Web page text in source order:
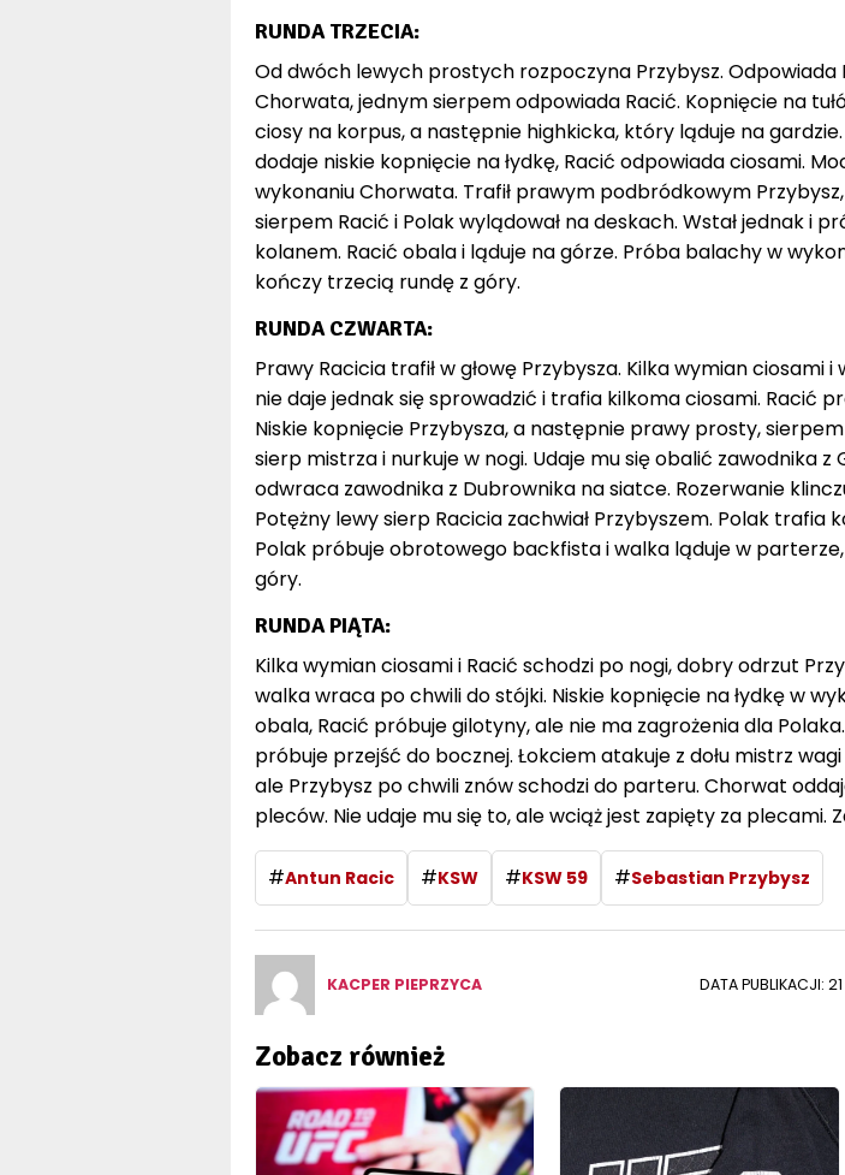
RUNDA TRZECIA:
Od dwóch lewych prostych rozpoczyna Przybysz. Odpowiada
Chorwata, jednym sierpem odpowiada Racić. Kopnięcie na
ciosy na korpus, a następnie highkicka, który ląduje na
dodaje niskie kopnięcie na łydkę, Racić odpowiada ciosami.
wykonaniu Chorwata. Trafił prawym podbródkowym Przybysz,
sierpem Racić i Polak wylądował na deskach. Wstał jednak i
kolanem. Racić obala i ląduje na górze. Próba balachy w
kończy trzecią rundę z góry.
RUNDA CZWARTA:
Prawy Racicia trafił w głowę Przybysza. Kilka wymian ciosami i
nie daje jednak się sprowadzić i trafia kilkoma ciosami. Racić
Niskie kopnięcie Przybysza, a następnie prawy prosty,
sierp mistrza i nurkuje w nogi. Udaje mu się obalić zawodnika z
odwraca zawodnika z Dubrownika na siatce. Rozerwanie
Potężny lewy sierp Racicia zachwiał Przybyszem. Polak trafia
Polak próbuje obrotowego backfista i walka ląduje w
góry.
RUNDA PIĄTA:
Kilka wymian ciosami i Racić schodzi po nogi, dobry odrzut
walka wraca po chwili do stójki. Niskie kopnięcie na łydkę w
obala, Racić próbuje gilotyny, ale nie ma zagrożenia dla
próbuje przejść do bocznej. Łokciem atakuje z dołu mistrz
ale Przybysz po chwili znów schodzi do parteru. Chorwat
pleców. Nie udaje mu się to, ale wciąż jest zapięty za plecami.
#Antun Racic #KSW #KSW 59 #Sebastian Przybysz
KACPER PIEPRZYCA DATA PUBLIKACJI:
Zobacz również